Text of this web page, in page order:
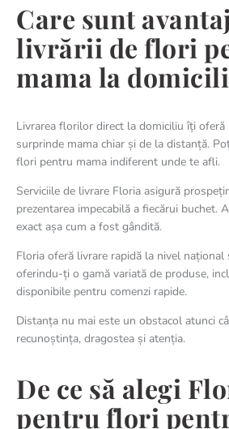
Care sunt
livrării de flori
mama la
Livrarea florilor direct la domiciliu îți oferă
surprinde mama chiar și de la distanță.
flori pentru mama indiferent unde te afli.
Serviciile de livrare Floria asigură
prezentarea impecabilă a fiecărui buchet.
exact așa cum a fost gândită.
Floria oferă livrare rapidă la nivel național
oferindu-ți o gamă variată de produse,
disponibile pentru comenzi rapide.
Distanța nu mai este un obstacol atunci
recunoștința, dragostea și atenția.
De ce să alegi
pentru flori